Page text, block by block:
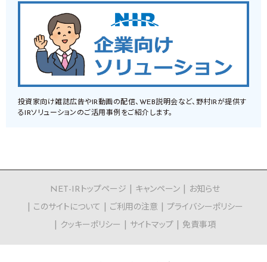
投資家向け雑誌広告やIR動画の配信、WEB説明会など、野村IRが提供す
るIRソリューションのご活用事例をご紹介します。
NET-IRトップページ キャンペーン
お知らせ
このサイトについて
ご利用の注意
プライバシーポリシー
クッキーポリシー
サイトマップ 免責事項